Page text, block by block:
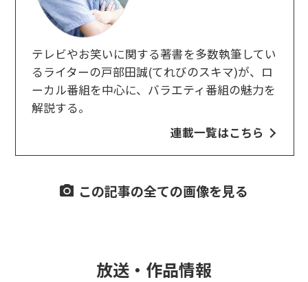
テレビやお笑いに関する著書を多数執筆してい
るライターの戸部田誠(てれびのスキマ)が、ロ
ーカル番組を中心に、バラエティ番組の魅力を
解説する。
連載一覧はこちら
この記事の全ての画像を見る
放送・作品情報